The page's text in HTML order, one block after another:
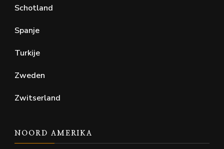
Schotland
Spanje
Turkije
Zweden
Zwitserland
NOORD AMERIKA